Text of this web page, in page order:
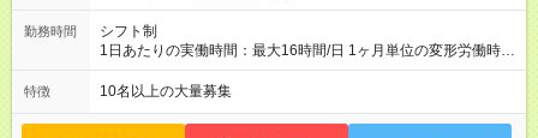
勤務時間
シフト制
1日あたりの実働時間：最大16時間/日 1ヶ月単位の変形労働時間
制（月平均実働172時間） ＜2交代制勤務＞ ◎日勤／09：00～
20：00（休憩2時間） ◎夜勤／20：00～翌09：00（休憩1時
特徴 10名以上の大量募集